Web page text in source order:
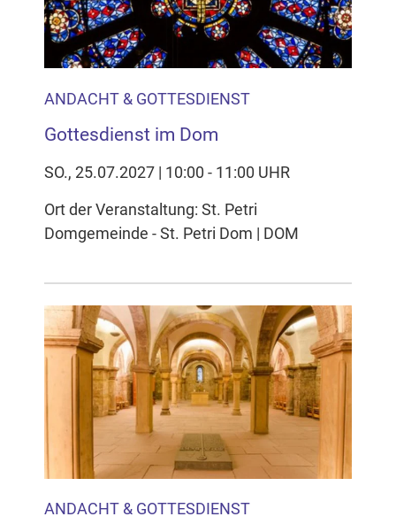
ANDACHT & GOTTESDIENST
Gottesdienst im Dom
SO., 25.07.2027 | 10:00 - 11:00 UHR
Ort der Veranstaltung: St. Petri
Domgemeinde - St. Petri Dom | DOM
ANDACHT & GOTTESDIENST